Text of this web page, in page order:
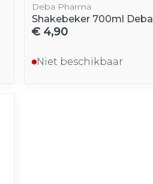
Deba Pharma
Shakebeker 700ml Deba
€ 4,90
Niet beschikbaar